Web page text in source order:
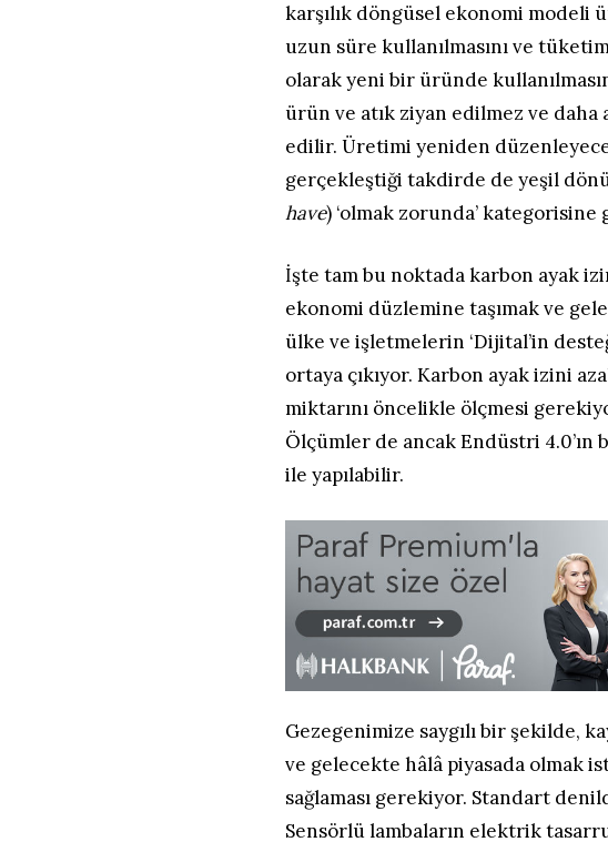
karşılık döngüsel ekonomi
uzun süre kullanılmasını ve
olarak yeni bir üründe
ürün ve atık ziyan edilmez ve
edilir. Üretimi yeniden
gerçekleştiği takdirde de yeşil
have) ‘olmak zorunda’ kategorisine
İşte tam bu noktada karbon ayak
ekonomi düzlemine taşımak ve
ülke ve işletmelerin ‘Dijital’in
ortaya çıkıyor. Karbon ayak izini
miktarını öncelikle ölçmesi
Ölçümler de ancak Endüstri
ile yapılabilir.
Gezegenimize saygılı bir şekilde,
ve gelecekte hâlâ piyasada olmak
sağlaması gerekiyor. Standart
Sensörlü lambaların elektrik